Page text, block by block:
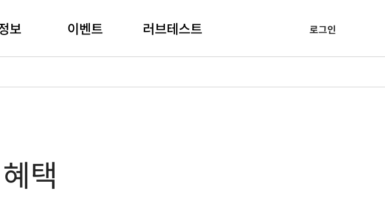
보 이벤트 러브테스트 로그인
택